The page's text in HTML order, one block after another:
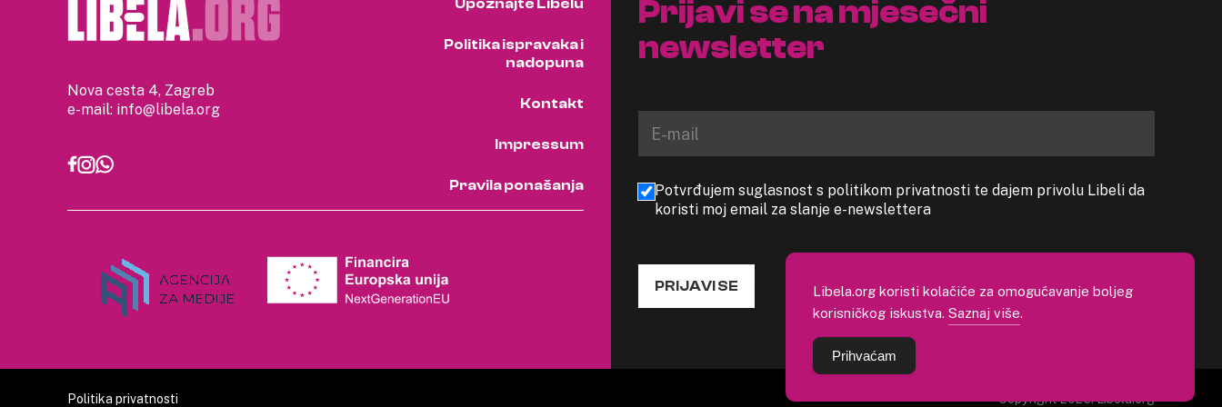
Nova cesta 4, Zagreb
e-mail: info@libela.org
Upoznajte Libelu
Politika ispravaka i
nadopuna
Kontakt
Impressum
Pravila ponašanja
Prijavi se na mjesečni
newsletter
Potvrđujem suglasnost s politikom privatnosti te dajem privolu Libeli da
koristi moj email za slanje e-newslettera
PRIJAVI SE
Politika privatnosti Copyright 2026. Libela.org
Libela.org koristi kolačiće za omogućavanje boljeg
korisničkog iskustva. Saznaj više.
Prihvaćam